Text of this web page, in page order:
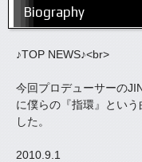
Biography
♪TOP NEWS♪<br>
今回プロデューサーの
に僕らの『指環』とい
した。
2010.9.1